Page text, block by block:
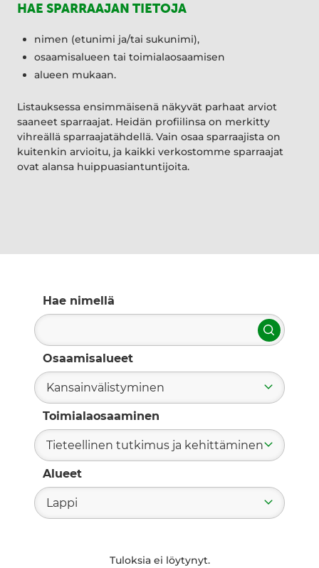
HAE SPARRAAJAN TIETOJA
nimen (etunimi ja/tai sukunimi),
osaamisalueen tai toimialaosaamisen
alueen mukaan.
Listauksessa ensimmäisenä näkyvät parhaat arviot
saaneet sparraajat. Heidän profiilinsa on merkitty
vihreällä sparraajatähdellä. Vain osaa sparraajista on
kuitenkin arvioitu, ja kaikki verkostomme sparraajat
ovat alansa huippuasiantuntijoita.
Hae nimellä
Hae
Osaamisalueet
Kansainvälistyminen
Toimialaosaaminen
Tieteellinen tutkimus ja kehittäminen
Alueet
Lappi
Tuloksia ei löytynyt.